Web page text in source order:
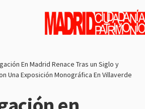
En Madrid Renace Tras un Siglo y
Una Exposición Monográfica En Villaverde